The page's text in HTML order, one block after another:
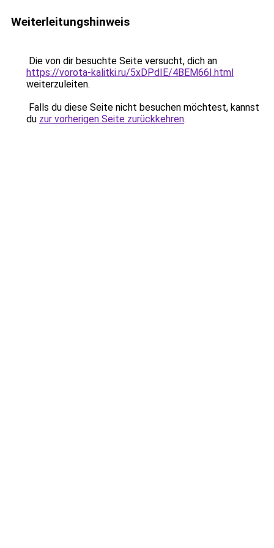
Weiterleitungshinweis
Die von dir besuchte Seite versucht, dich an
https://vorota-kalitki.ru/5xDPdIE/4BEM66I.html
weiterzuleiten.
Falls du diese Seite nicht besuchen möchtest, kannst
du zur vorherigen Seite zurückkehren.